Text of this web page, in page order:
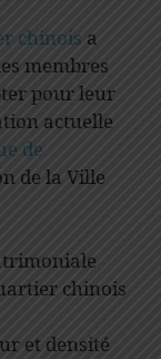
chinois a
membres
pour leur
actuelle
de
de la Ville
chinois
et densité